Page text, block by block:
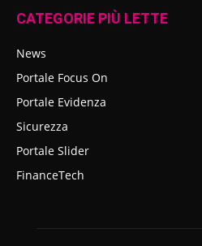
CATEGORIE PIÙ LETTE
News
Portale Focus On
Portale Evidenza
Sicurezza
Portale Slider
FinanceTech